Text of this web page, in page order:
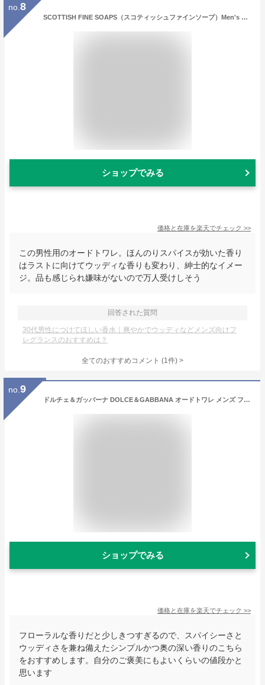
no. 8
SCOTTISH FINE SOAPS（スコティッシュファインソープ）Men's Grooming（メンズグルーミング）【オードトワレ（シスル＆ブラックペッパー）】スコットランド製 香水 メンズ 男性用 プレゼント 英国 紳士 エレガント ブラックペッパー サンダルウッド ウッディー
ショップでみる
価格と在庫を楽天でチェック >>
この男性用のオードトワレ。ほんのりスパイスが効いた香り
はラストに向けてウッディな香りも変わり、紳士的なイメー
ジ。品も感じられ嫌味がないので万人受けしそう
回答された質問
30代男性につけてほしい香水｜爽やかでウッディなどメンズ向けフ
レグランスのおすすめは？
全てのおすすめコメント (1件) >
no. 9
ドルチェ＆ガッバーナ DOLCE＆GABBANA オードトワレ メンズ フレグランス ザ・ワン フォーメン EDT 150ml エキゾチック オリエンタル スパイシー ウッディ グレープフルーツ シダー モダン エレガント セクシー プレゼント ギフト 誕生日 フレグランス 香水
ショップでみる
価格と在庫を楽天でチェック >>
フローラルな香りだと少しきつすぎるので、スパイシーさと
ウッディさを兼ね備えたシンプルかつ奥の深い香りのこちら
をおすすめします。自分のご褒美にもよいくらいの値段かと
思います